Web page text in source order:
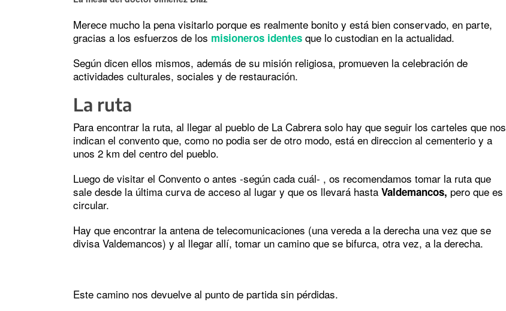
Merece mucho la pena visitarlo porque es realmente bonito y está bien conservado, en parte,
gracias a los esfuerzos de los misioneros identes que lo custodian en la actualidad.
Según dicen ellos mismos, además de su misión religiosa, promueven la celebración de
actividades culturales, sociales y de restauración.
La ruta
Para encontrar la ruta, al llegar al pueblo de La Cabrera solo hay que seguir los carteles que nos
indican el convento que, como no podia ser de otro modo, está en direccion al cementerio y a
unos 2 km del centro del pueblo.
Luego de visitar el Convento o antes -según cada cuál- , os recomendamos tomar la ruta que
sale desde la última curva de acceso al lugar y que os llevará hasta Valdemancos, pero que es
circular.
Hay que encontrar la antena de telecomunicaciones (una vereda a la derecha una vez que se
divisa Valdemancos) y al llegar allí, tomar un camino que se bifurca, otra vez, a la derecha.
Este camino nos devuelve al punto de partida sin pérdidas.